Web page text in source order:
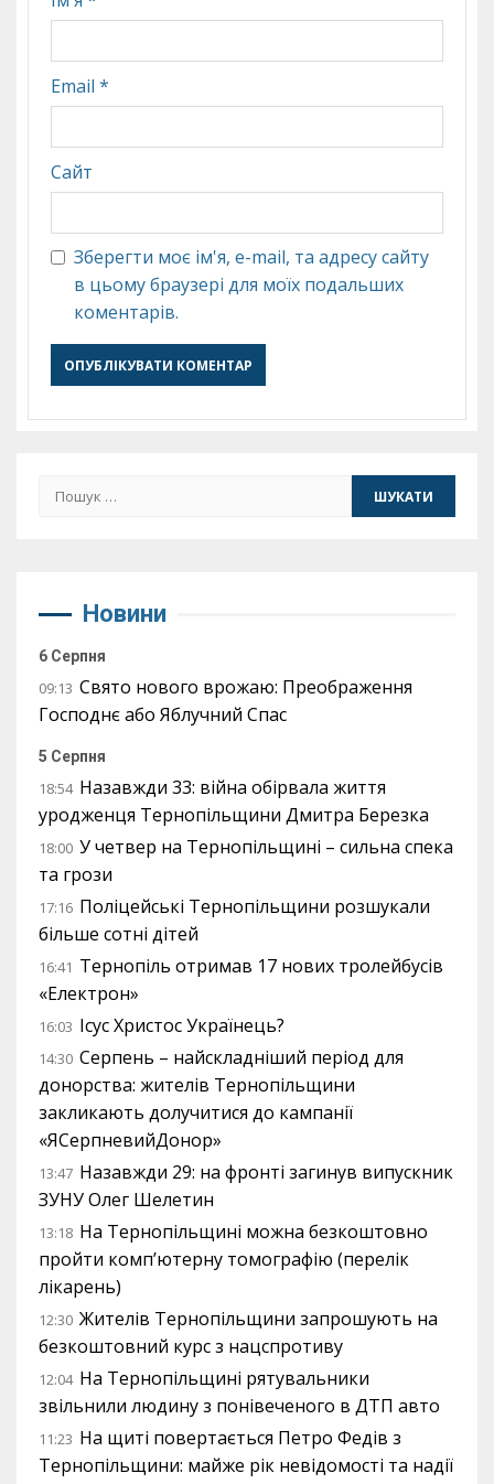
Email *
Сайт
Зберегти моє ім'я, e-mail, та адресу сайту
в цьому браузері для моїх подальших
коментарів.
Пошук:
Новини
6 Серпня
09:13 Свято нового врожаю: Преображення
Господнє або Яблучний Спас
5 Серпня
18:54 Назавжди 33: війна обірвала життя
уродженця Тернопільщини Дмитра Березка
18:00 У четвер на Тернопільщині – сильна спека
та грози
17:16 Поліцейські Тернопільщини розшукали
більше сотні дітей
16:41 Тернопіль отримав 17 нових тролейбусів
«Електрон»
16:03 Ісус Христос Українець?
14:30 Серпень – найскладніший період для
донорства: жителів Тернопільщини
закликають долучитися до кампанії
«ЯСерпневийДонор»
13:47 Назавжди 29: на фронті загинув випускник
ЗУНУ Олег Шелетин
13:18 На Тернопільщині можна безкоштовно
пройти комп’ютерну томографію (перелік
лікарень)
12:30 Жителів Тернопільщини запрошують на
безкоштовний курс з нацспротиву
12:04 На Тернопільщині рятувальники
звільнили людину з понівеченого в ДТП авто
11:23 На щиті повертається Петро Федів з
Тернопільщини: майже рік невідомості та надії